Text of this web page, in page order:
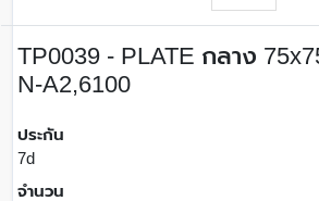
TP0039 - PLATE กลาง
N-A2,6100
ประกัน
7d
จำนวน